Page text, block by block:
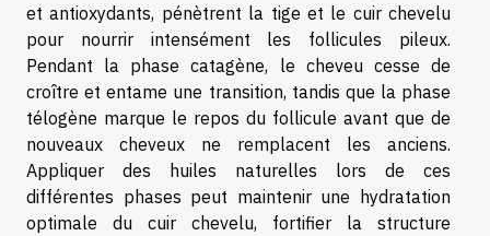
et antioxydants, pénètrent la tige et le cuir chevelu
pour nourrir intensément les follicules pileux.
Pendant la phase catagène, le cheveu cesse de
croître et entame une transition, tandis que la phase
télogène marque le repos du follicule avant que de
nouveaux cheveux ne remplacent les anciens.
Appliquer des huiles naturelles lors de ces
différentes phases peut maintenir une hydratation
optimale du cuir chevelu, fortifier la structure